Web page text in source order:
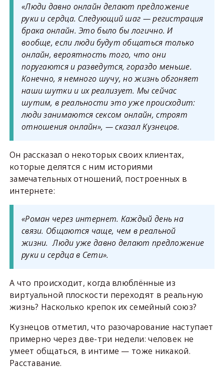
«Люди давно онлайн делают предложение
руки и сердца. Следующий шаг — регистрация
брака онлайн. Это было бы логично. И
вообще, если люди будут общаться только
онлайн, вероятность того, что они
поругаются и разведутся, гораздо меньше.
Конечно, я немного шучу, но жизнь обгоняет
наши шутки и их реализует. Мы сейчас
шутим, в реальности это уже происходит:
люди занимаются сексом онлайн, строят
отношения онлайн», — сказал Кузнецов.
Он рассказал о некоторых своих клиентах,
которые делятся с ним историями
замечательных отношений, построенных в
интернете:
«Роман через интернет. Каждый день на
связи. Общаются чаще, чем в реальной
жизни. Люди уже давно делают предложение
руки и сердца в Сети».
А что происходит, когда влюблённые из
виртуальной плоскости переходят в реальную
жизнь? Насколько крепок их семейный союз?
Кузнецов отметил, что разочарование наступает
примерно через две-три недели: человек не
умеет общаться, в интиме — тоже никакой.
Расставание.